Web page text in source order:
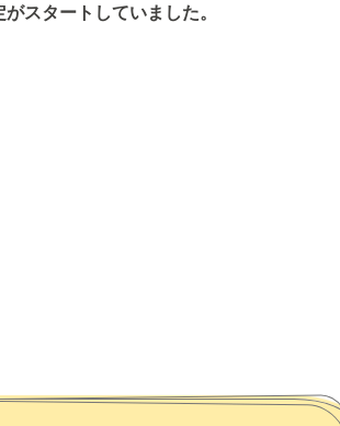
スタートしていました。